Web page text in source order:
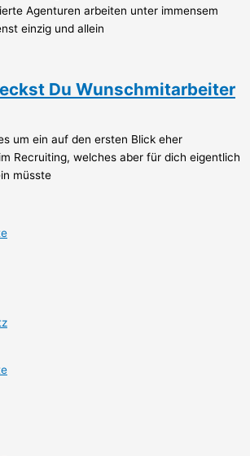
Agenturen arbeiten unter immensem
einzig und allein
Du Wunschmitarbeiter
um ein auf den ersten Blick eher
Recruiting, welches aber für dich eigentlich
müsste